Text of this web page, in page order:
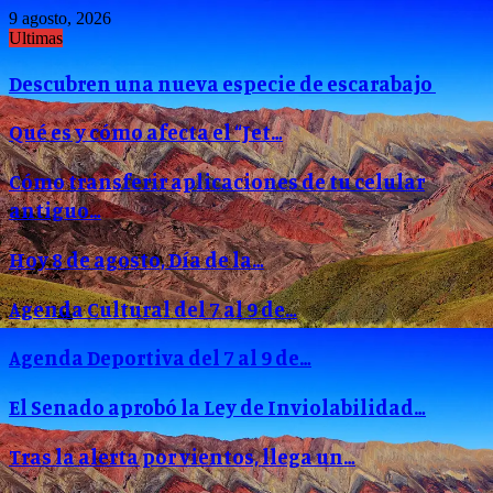
9 agosto, 2026
Ultimas
Descubren una nueva especie de escarabajo
Qué es y cómo afecta el “Jet…
Cómo transferir aplicaciones de tu celular
antiguo…
Hoy 8 de agosto, Día de la…
Agenda Cultural del 7 al 9 de…
Agenda Deportiva del 7 al 9 de…
El Senado aprobó la Ley de Inviolabilidad…
Tras la alerta por vientos, llega un…